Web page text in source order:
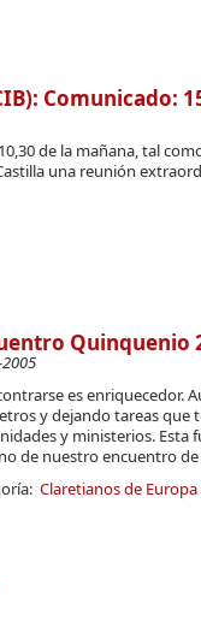
Comunicado:
de la mañana, tal
una reunión
Quinquenio
es enriquecedor.
y dejando tareas que
y ministerios. Esta
de nuestro encuentro
Claretianos de Europa